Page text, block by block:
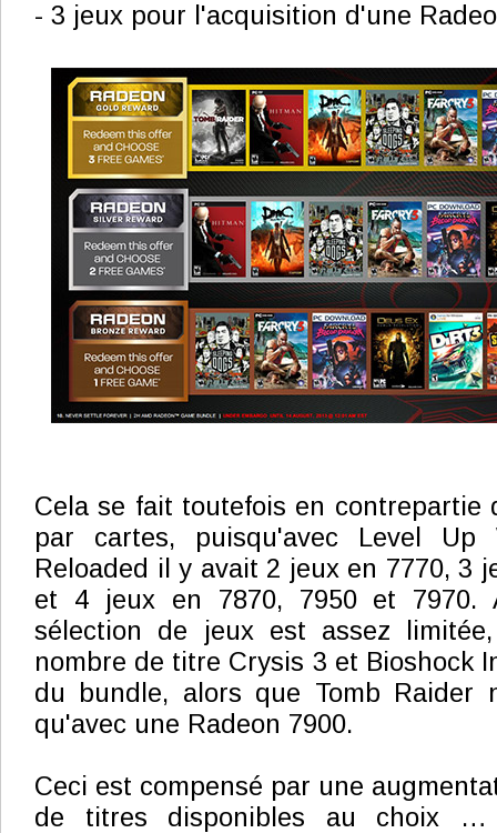
- 3 jeux pour l'acquisition d'une
Cela se fait toutefois en contrepartie
par cartes, puisqu'avec Level Up
Reloaded il y avait 2 jeux en 7770, 3
et 4 jeux en 7870, 7950 et 7970.
sélection de jeux est assez
nombre de titre Crysis 3 et Bioshock
du bundle, alors que Tomb Raider
qu'avec une Radeon 7900.
Ceci est compensé par une
de titres disponibles au choix